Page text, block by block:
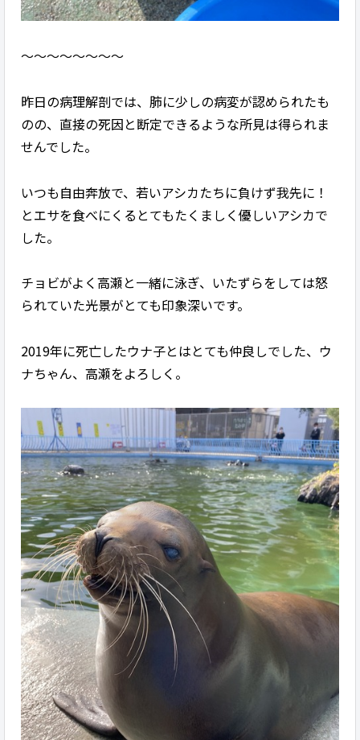
〜〜〜〜〜〜〜〜
昨日の病理解剖では、肺に少しの病変が認められたも
のの、直接の死因と断定できるような所見は得られま
せんでした。
いつも自由奔放で、若いアシカたちに負けず我先に！
とエサを食べにくるとてもたくましく優しいアシカで
した。
チョビがよく高瀬と一緒に泳ぎ、いたずらをしては怒
られていた光景がとても印象深いです。
2019年に死亡したウナ子とはとても仲良しでした、ウ
ナちゃん、高瀬をよろしく。